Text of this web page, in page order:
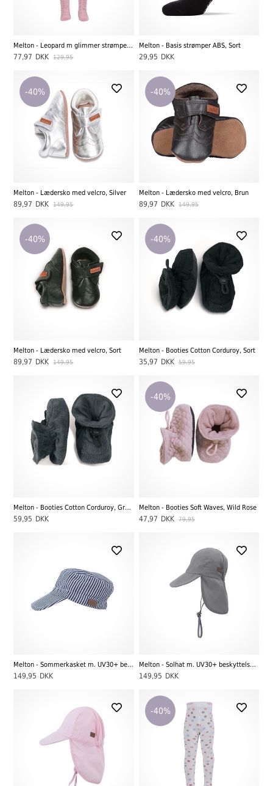
Melton - Leopard m glimmer strømpebukser, wild rose
77,97 DKK 129,95
Melton - Basis strømper ABS, Sort
29,95 DKK
-40%
Melton - Lædersko med velcro, Silver
89,97 DKK 149,95
-40%
Melton - Lædersko med velcro, Brun
89,97 DKK 149,95
-40%
Melton - Lædersko med velcro, Sort
89,97 DKK 149,95
-40%
Melton - Booties Cotton Corduroy, Sort
35,97 DKK 59,95
Melton - Booties Cotton Corduroy, Graphite Grey
59,95 DKK
-40%
Melton - Booties Soft Waves, Wild Rose
47,97 DKK 79,95
Melton - Sommerkasket m. UV30+ beskyttelse, blå/hvid stribet
149,95 DKK
Melton - Solhat m. UV30+ beskyttelse, light grey
149,95 DKK
-40%